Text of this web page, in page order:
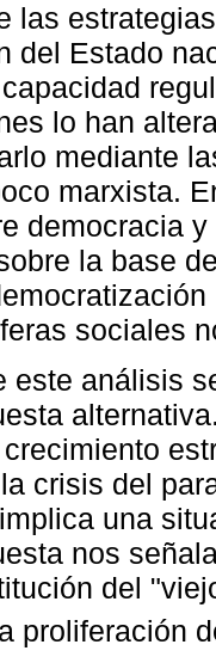
las
del Estado
lo han
mediante
marxista.
democracia
la base
sociales
este análisis
crisis del
una
nos
del
proliferación